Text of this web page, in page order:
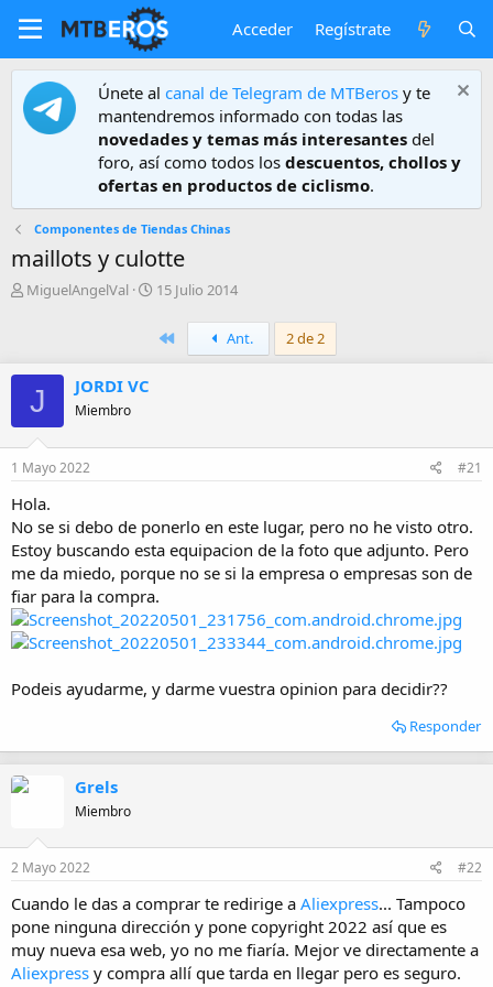
Acceder Regístrate
Únete al canal de Telegram de MTBeros y te
mantendremos informado con todas las
novedades y temas más interesantes del
foro, así como todos los descuentos, chollos y
ofertas en productos de ciclismo.
Componentes de Tiendas Chinas
maillots y culotte
A
MiguelAngelVal
F
h
n
o
15 Julio 2014
PrimeroAnt. 2 de 2
J JORDI VC
Miembro
1 Mayo 2022 #21
Hola.
No se si debo de ponerlo en este lugar, pero no he visto otro.
Estoy buscando esta equipacion de la foto que adjunto. Pero
me da miedo, porque no se si la empresa o empresas son de
fiar para la compra.
Podeis ayudarme, y darme vuestra opinion para decidir??
Responder
Grels
Miembro
2 Mayo 2022 #22
Cuando le das a comprar te redirige a Aliexpress... Tampoco
pone ninguna dirección y pone copyright 2022 así que es
muy nueva esa web, yo no me fiaría. Mejor ve directamente a
Aliexpress y compra allí que tarda en llegar pero es seguro.